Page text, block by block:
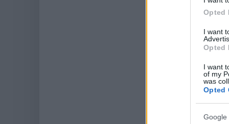
Opted
I want
Opted
I want
of my
was
Opted
Google